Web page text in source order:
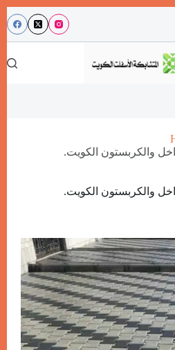
والكربستون الكويت.
والكربستون الكويت.